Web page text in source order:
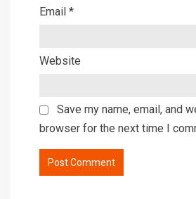
Email *
Website
Save my name, email, and
browser for the next time I